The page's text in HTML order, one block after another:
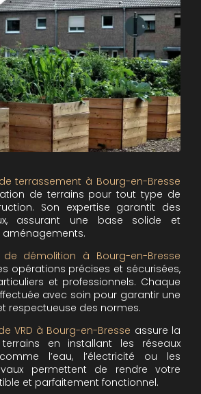
terrassement à Bourg-en-Bresse
de terrains pour tout type de
Son expertise garantit des
assurant une base solide et
de démolition à Bourg-en-Bresse
opérations précises et sécurisées,
et professionnels. Chaque
avec soin pour garantir une
respectueuse des normes.
VRD à Bourg-en-Bresse assure la
en installant les réseaux
l’eau, l’électricité ou les
permettent de rendre votre
et parfaitement fonctionnel.